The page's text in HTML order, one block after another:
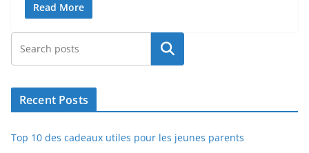
Read More
Rechercher
Recent Posts
Top 10 des cadeaux utiles pour les jeunes parents